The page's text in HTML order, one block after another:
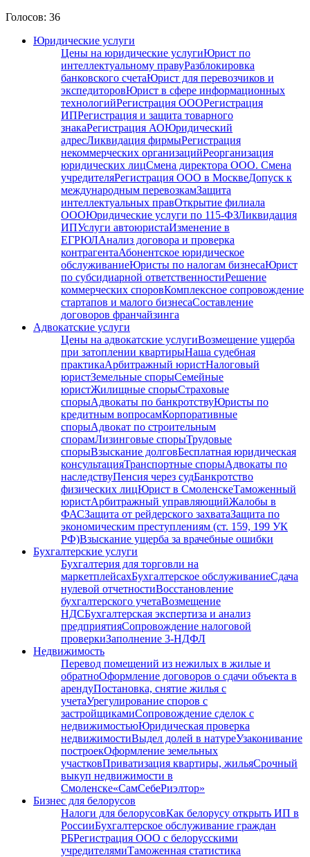
Голосов: 36
Юридические услуги
Цены на юридические услугиЮрист по
интеллектуальному правуРазблокировка
банковского счетаЮрист для перевозчиков и
экспедиторовЮрист в сфере информационных
технологийРегистрация ОООРегистрация
ИПРегистрация и защита товарного
знакаРегистрация АОЮридический
адресЛиквидация фирмыРегистрация
некоммерческих организацийРеорганизация
юридических лицСмена директора ООО. Смена
учредителяРегистрация ООО в МосквеДопуск к
международным перевозкамЗащита
интеллектуальных правОткрытие филиала
ОООЮридические услуги по 115-ФЗЛиквидация
ИПУслуги автоюристаИзменение в
ЕГРЮЛАнализ договора и проверка
контрагентаАбонентское юридическое
обслуживаниеЮристы по налогам бизнесаЮрист
по субсидиарной ответственностиРешение
коммерческих споровКомплексное сопровождение
стартапов и малого бизнесаСоставление
договоров франчайзинга
Адвокатские услуги
Цены на адвокатские услугиВозмещение ущерба
при затоплении квартирыНаша судебная
практикаАрбитражный юристНалоговый
юристЗемельные спорыСемейные
юристЖилищные спорыСтраховые
спорыАдвокаты по банкротствуЮристы по
кредитным вопросамКорпоративные
спорыАдвокат по строительным
спорамЛизинговые спорыТрудовые
спорыВзыскание долговБесплатная юридическая
консультацияТранспортные спорыАдвокаты по
наследствуПенсия через судБанкротство
физических лицЮрист в СмоленскеТаможенный
юристАрбитражный управляющийЖалобы в
ФАСЗащита от рейдерского захватаЗащита по
экономическим преступлениям (ст. 159, 199 УК
РФ)Взыскание ущерба за врачебные ошибки
Бухгалтерские услуги
Бухгалтерия для торговли на
маркетплейсахБухгалтерское обслуживаниеСдача
нулевой отчетностиВосстановление
бухгалтерского учетаВозмещение
НДСБухгалтерская экспертиза и анализ
предприятияСопровождение налоговой
проверкиЗаполнение 3-НДФЛ
Недвижимость
Перевод помещений из нежилых в жилые и
обратноОформление договоров о сдачи объекта в
арендуПостановка, снятие жилья с
учетаУрегулирование споров с
застройщикамиСопровождение сделок с
недвижимостьюЮридическая проверка
недвижимостиВыдел долей в натуреУзаконивание
построекОформление земельных
участковПриватизация квартиры, жильяСрочный
выкуп недвижимости в
Cмоленске«СамСебеРиэлтор»
Бизнес для белорусов
Налоги для белорусовКак белорусу открыть ИП в
РоссииБухгалтерское обслуживание граждан
РБРегистрация ООО с белорусскими
учредителямиТаможенная статистика